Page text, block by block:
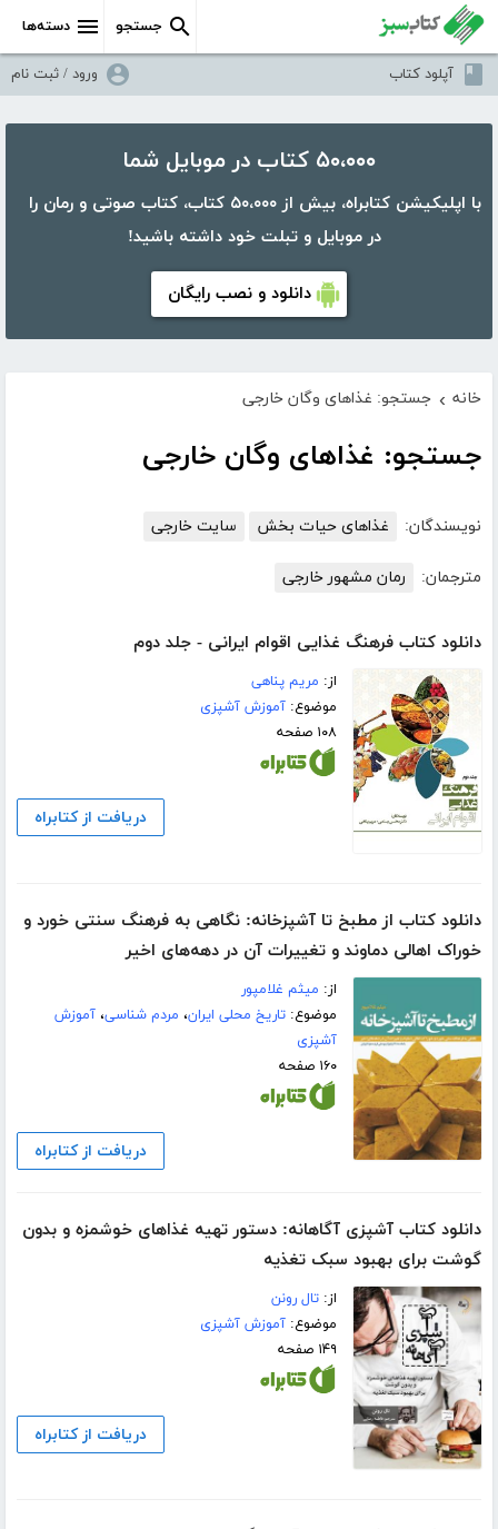
دسته‌ها جستجو
آپلود کتاب ورود / ثبت نام
۵۰،۰۰۰ کتاب در موبایل شما
با اپلیکیشن کتابراه، بیش از ۵۰،۰۰۰ کتاب، کتاب صوتی و رمان را
در موبایل و تبلت خود داشته باشید!
دانلود و نصب رایگان
خانه › جستجو: غذاهای وگان خارجی
جستجو: غذاهای وگان خارجی
نویسندگان: غذاهای حیات بخش سایت خارجی
مترجمان: رمان مشهور خارجی
دانلود کتاب فرهنگ غذایی اقوام ایرانی - جلد دوم
از: مریم پناهی
موضوع:آموزش آشپزی
۱۰۸ صفحه
دریافت از کتابراه
دانلود کتاب از مطبخ تا آشپزخانه: نگاهی به فرهنگ سنتی خورد و
خوراک اهالی دماوند و تغییرات آن در دهه‌های اخیر
از: میثم غلامپور
موضوع:تاریخ محلی ایران، مردم شناسی،آموزش
آشپزی
۱۶۰ صفحه
دریافت از کتابراه
دانلود کتاب آشپزی آگاهانه: دستور تهیه غذاهای خوشمزه و بدون
گوشت برای بهبود سبک تغذیه
از:تال رونن
موضوع:آموزش آشپزی
۱۴۹ صفحه
دریافت از کتابراه